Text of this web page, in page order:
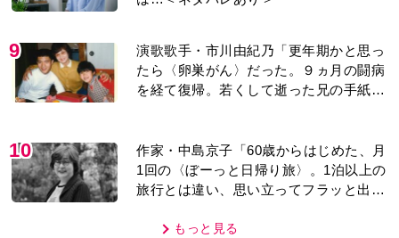
9
演歌歌手・市川由紀乃「更年期かと思っ
たら〈卵巣がん〉だった。９ヵ月の闘病
を経て復帰。若くして逝った兄の手紙を
10
作家・中島京子「60歳からはじめた、月
1回の〈ぼーっと日帰り旅〉。1泊以上の
旅行とは違い、思い立ってフラッと出か
BEST】もっと見る